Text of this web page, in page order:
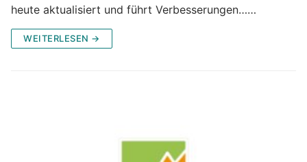
heute aktualisiert und führt Verbesserungen……
WEITERLESEN →